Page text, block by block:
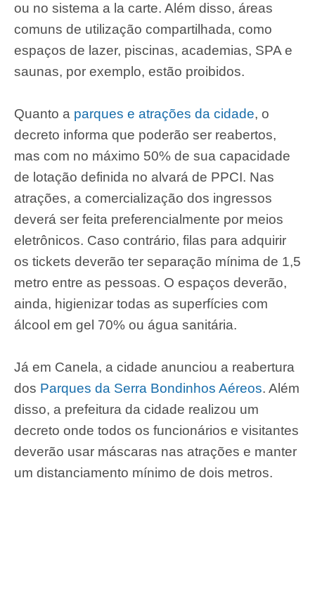
ou no sistema a la carte. Além disso, áreas
comuns de utilização compartilhada, como
espaços de lazer, piscinas, academias, SPA e
saunas, por exemplo, estão proibidos.
Quanto a parques e atrações da cidade, o
decreto informa que poderão ser reabertos,
mas com no máximo 50% de sua capacidade
de lotação definida no alvará de PPCI. Nas
atrações, a comercialização dos ingressos
deverá ser feita preferencialmente por meios
eletrônicos. Caso contrário, filas para adquirir
os tickets deverão ter separação mínima de 1,5
metro entre as pessoas. O espaços deverão,
ainda, higienizar todas as superfícies com
álcool em gel 70% ou água sanitária.
Já em Canela, a cidade anunciou a reabertura
dos Parques da Serra Bondinhos Aéreos. Além
disso, a prefeitura da cidade realizou um
decreto onde todos os funcionários e visitantes
deverão usar máscaras nas atrações e manter
um distanciamento mínimo de dois metros.